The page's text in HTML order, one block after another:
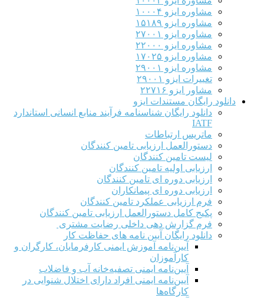
مشاوره ایزو ۱۰۰۰۴
مشاوره ایزو ۱۵۱۸۹
مشاوره ایزو ۲۷۰۰۱
مشاوره ایزو ۲۲۰۰۰
مشاوره ایزو ۱۷۰۲۵
مشاوره ایزو ۲۹۰۰۱
تغییرات ایزو ۲۹۰۰۱
مشاور ایزو ۲۲۷۱۶
دانلود رایگان مستندات ایزو
دانلود رایگان شناسنامه فرآیند منابع انسانی استاندارد
IATF
ماتریس ارتباطات
دستورالعمل ارزیابی تامین کنندگان
لیست تامین کنندگان
ارزیابی اولیه تامین کنندگان
ارزیابی دوره ای تامین کنندگان
ارزیابی دوره ای پیمانکاران
فرم ارزيابی عملکرد تامین کنندگان
پکیج کامل دستورالعمل ارزیابی تامین کنندگان
فرم گزارش دهی داخلی رضایت مشتری
دانلود رایگان آیین نامه های حفاظت کار
آیین‌نامه آموزش ایمنی کارفرمایان، کارگران و
کارآموزان
آیین‌نامه ایمنی تصفیه‌خانه آب و فاضلاب
آیین‌نامه ایمنی افراد دارای اختلال شنوایی در
کارگاه‌ها